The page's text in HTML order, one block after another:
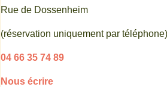
Rue de Dossenheim
(réservation uniquement par téléphone)
04 66 35 74 89
Nous écrire